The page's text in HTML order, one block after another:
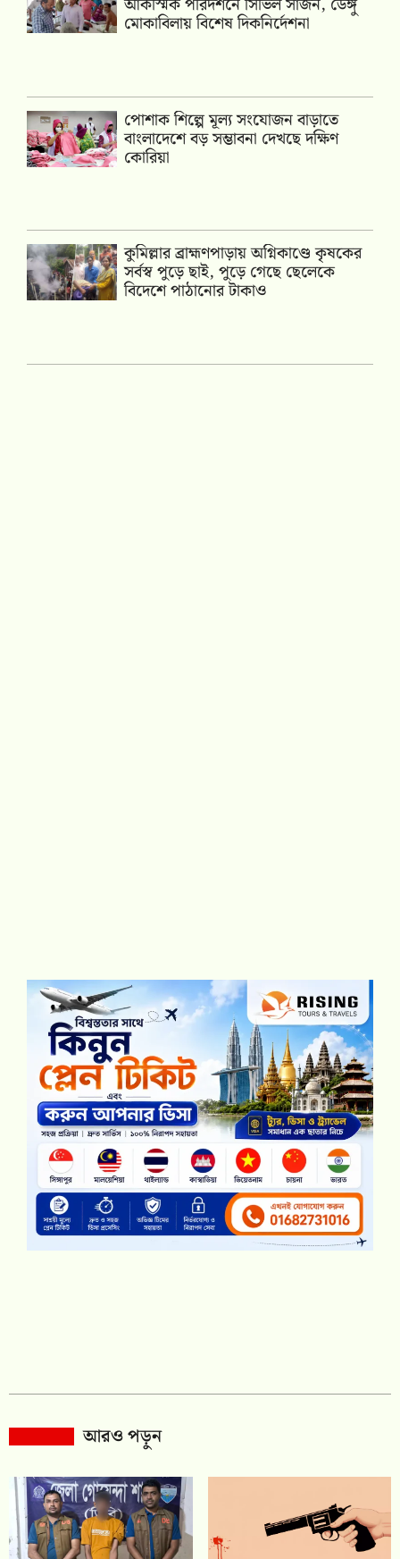
মোকাবিলায় বিশেষ দিকনির্দেশনা
পোশাক শিল্পে মূল্য সংযোজন বাড়াতে
বাংলাদেশে বড় সম্ভাবনা দেখছে দক্ষিণ
কোরিয়া
কুমিল্লার ব্রাহ্মণপাড়ায় অগ্নিকাণ্ডে কৃষকের
সর্বস্ব পুড়ে ছাই, পুড়ে গেছে ছেলেকে
বিদেশে পাঠানোর টাকাও
আরও পড়ুন